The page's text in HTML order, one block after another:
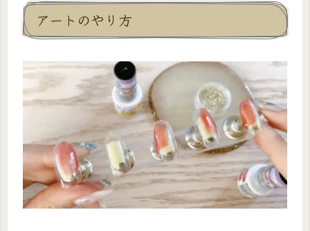
アートのやり方